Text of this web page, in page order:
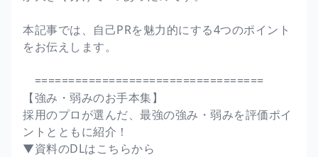
本記事では、自己PRを魅力的にする4つのポイント
をお伝えします。
==================================
【強み・弱みのお手本集】
採用のプロが選んだ、最強の強み・弱みを評価ポイ
ントとともに紹介！
▼資料のDLはこちらから